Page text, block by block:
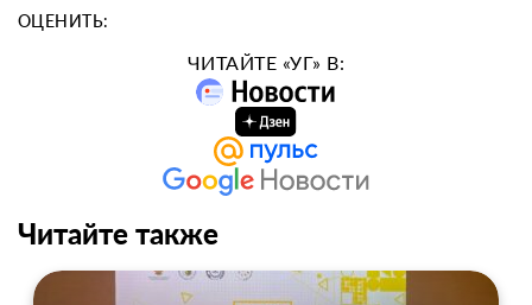
ОЦЕНИТЬ:
ЧИТАЙТЕ «УГ» В:
Читайте также